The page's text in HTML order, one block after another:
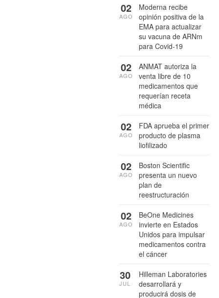
Moderna recibe
opinión positiva de la
EMA para actualizar
su vacuna de ARNm
para Covid-19
02
AGO
ANMAT autoriza la
venta libre de 10
medicamentos que
requerían receta
médica
02
AGO
FDA aprueba el primer
producto de plasma
liofilizado
02
AGO
Boston Scientific
presenta un nuevo
plan de
reestructuración
02
AGO
BeOne Medicines
invierte en Estados
Unidos para impulsar
medicamentos contra
el cáncer
02
AGO
Hilleman Laboratories
desarrollará y
producirá dosis de
30
JUL